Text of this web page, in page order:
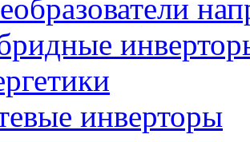
инверторы